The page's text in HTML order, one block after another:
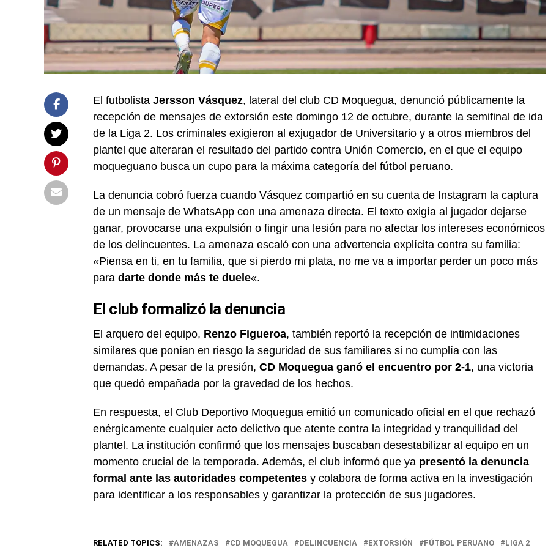
El futbolista Jersson Vásquez, lateral del club CD Moquegua, denunció públicamente la
recepción de mensajes de extorsión este domingo 12 de octubre, durante la semifinal de ida
de la Liga 2. Los criminales exigieron al exjugador de Universitario y a otros miembros del
plantel que alteraran el resultado del partido contra Unión Comercio, en el que el equipo
moqueguano busca un cupo para la máxima categoría del fútbol peruano.
La denuncia cobró fuerza cuando Vásquez compartió en su cuenta de Instagram la captura
de un mensaje de WhatsApp con una amenaza directa. El texto exigía al jugador dejarse
ganar, provocarse una expulsión o fingir una lesión para no afectar los intereses económicos
de los delincuentes. La amenaza escaló con una advertencia explícita contra su familia:
«Piensa en ti, en tu familia, que si pierdo mi plata, no me va a importar perder un poco más
para darte donde más te duele«.
El club formalizó la denuncia
El arquero del equipo, Renzo Figueroa, también reportó la recepción de intimidaciones
similares que ponían en riesgo la seguridad de sus familiares si no cumplía con las
demandas. A pesar de la presión, CD Moquegua ganó el encuentro por 2-1, una victoria
que quedó empañada por la gravedad de los hechos.
En respuesta, el Club Deportivo Moquegua emitió un comunicado oficial en el que rechazó
enérgicamente cualquier acto delictivo que atente contra la integridad y tranquilidad del
plantel. La institución confirmó que los mensajes buscaban desestabilizar al equipo en un
momento crucial de la temporada. Además, el club informó que ya presentó la denuncia
formal ante las autoridades competentes y colabora de forma activa en la investigación
para identificar a los responsables y garantizar la protección de sus jugadores.
RELATED TOPICS: AMENAZAS CD MOQUEGUA DELINCUENCIA EXTORSIÓN FÚTBOL PERUANO LIGA 2